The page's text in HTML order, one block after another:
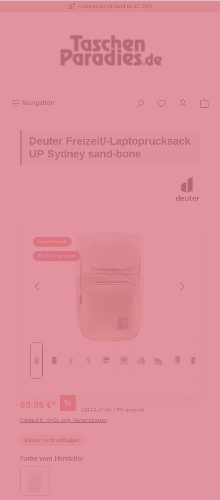
Kostenloser Versand ab 20 EUR
Navigation
Deuter Freizeit/-Laptoprucksack
UP Sydney sand-bone
Ausverkauft
60,05 € gespart
69,95 €* %
130,00 €* (46.19% gespart)
Preise inkl. MwSt. zzgl. Versandkosten
Derzeit nicht auf Lager.
Farbe vom Hersteller